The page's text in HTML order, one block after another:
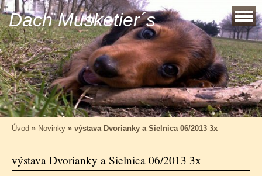
Dach Musketier´s
Úvod » Novinky » výstava Dvorianky a Sielnica 06/2013 3x
výstava Dvorianky a Sielnica 06/2013 3x